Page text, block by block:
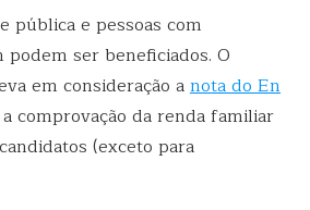
pública e pessoas com
ser beneficiados. O
em consideração anota do En
comprovação da renda familiar
(exceto para